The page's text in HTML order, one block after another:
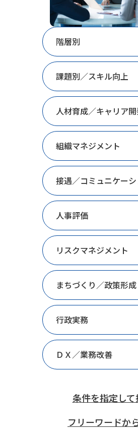
階層別
課題別／スキル向上
人材育成／キャリア
組織マネジメント
接遇／コミュニケー
人事評価
リスクマネジメント
まちづくり／政策形成
行政実務
ＤＸ／業務改善
条件を指定して
フリーワードか